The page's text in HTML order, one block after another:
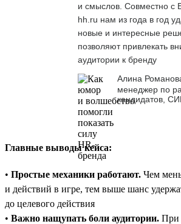
и смыслов. Совместно с
hh.ru нам из года в год
новые и интересные
позволяют привлекать
аудитории к бренду
Алина
менеджер по
кандидатов,
Главные выводы кейса:
• Простые механики работают. Чем
и действий в игре, тем выше шанс
до целевого действия
• Важно нащупать боли аудитории. При